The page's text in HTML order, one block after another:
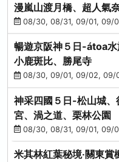
漫嵐山渡月橋、超人氣
08/30, 08/31, 09/01, 09/
暢遊京阪神５日-átoa
小鹿斑比、勝尾寺
08/30, 09/01, 09/02, 09/
神采四國５日-松山城
宮、渦之道、栗林公園
08/30, 08/31, 09/01, 09/
米其林紅葉秘境‧關東